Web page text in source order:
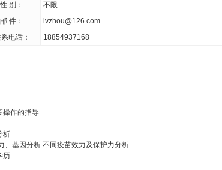
性 别：
不限
邮 件：
lvzhou@126.com
电话： 18854937168
操作的指导
析
、基因分析 不同疫苗效力及保护力分析
历